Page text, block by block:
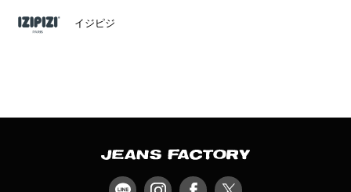
イジピジ